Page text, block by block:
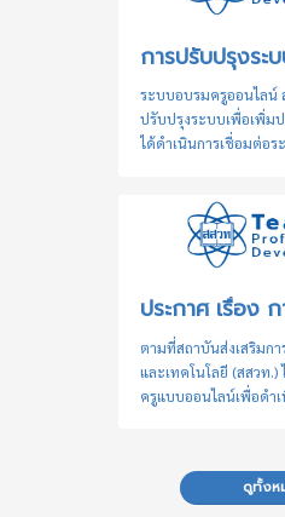
ระบบอบรมครูออนไลน์
ปรับปรุงระบบเพื่อเพิ่ม
ได้ดำเนินการเชื่อมต่อ
ด้วยกัน เพื่อช่วยอำนวย
สามารถล็อกอินเข้าสู่ระ
username และ
ทำการล็อคอินเข้าสู่ระ
ปัญหาการอัปเดตหรือล็
กรุณาแจ้งรายละเอียดปั
teacherpd@ipst.ac.th ห
endb@ipst.ac.th สำหรั
ตามที่สถาบันส่งเสริมก
และเทคโนโลยี (สสวท
ครูแบบออนไลน์เพื่อดำ
ศักยภาพครูและบุคลาก
ด้านองค์ความรู้และทักษ
ดูทั้งห